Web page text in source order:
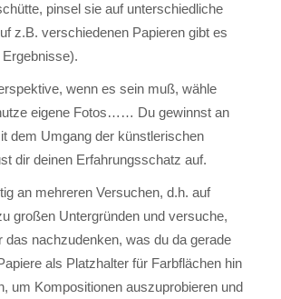
pinsel sie auf unterschiedliche
z.B. verschiedenen Papieren gibt es
wenn es sein muß, wähle
eigene Fotos…… Du gewinnst an
dem Umgang der künstlerischen
dir deinen Erfahrungsschatz auf.
an mehreren Versuchen, d.h. auf
großen Untergründen und versuche,
das nachzudenken, was du da gerade
als Platzhalter für Farbflächen hin
um Kompositionen auszuprobieren und